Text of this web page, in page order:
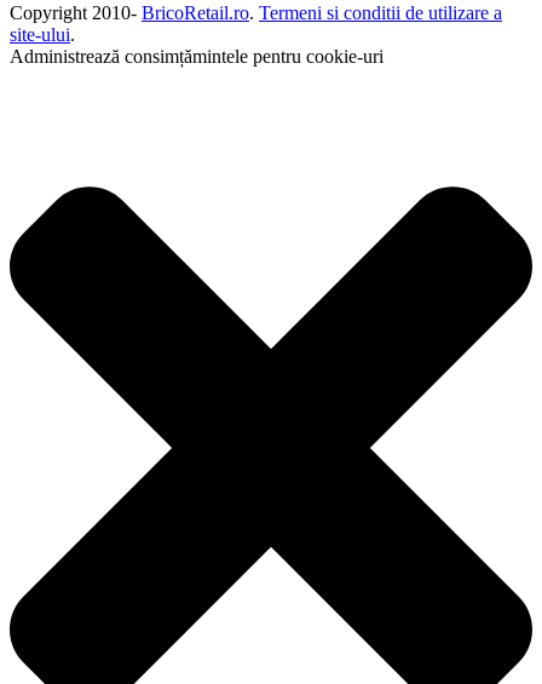
Copyright 2010- BricoRetail.ro. Termeni si conditii de utilizare a
site-ului.
Administrează consimțămintele pentru cookie-uri